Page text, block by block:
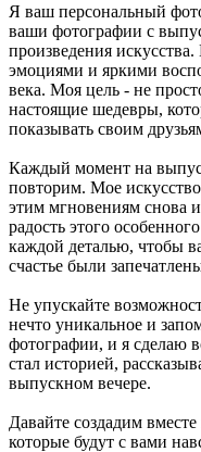
Я ваш персональный
ваши фотографии с
произведения
эмоциями и яркими
века. Моя цель - не
настоящие шедевры,
показывать своим
Каждый момент на
повторим. Мое
этим мгновениям снова
радость этого
каждой деталью, чтобы
счастье были
Не упускайте
нечто уникальное и
фотографии, и я сделаю
стал историей,
выпускном вечере.
Давайте создадим
которые будут с вами